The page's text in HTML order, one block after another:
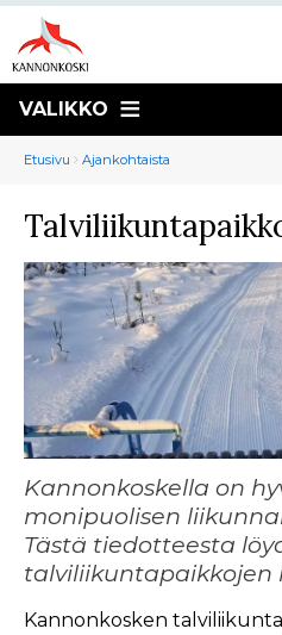
VALIKKO
Murupolku
You
here:
Etusivu Ajankohtaista
Kannonkoskella on
monipuolisen
Tästä tiedotteesta
talviliikuntapaikkojen
Kannonkosken